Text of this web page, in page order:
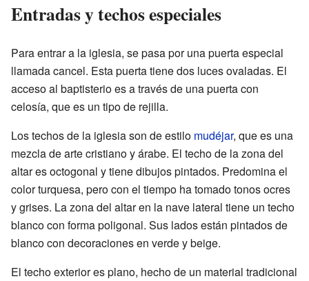
Entradas y techos especiales
Para entrar a la iglesia, se pasa por una puerta especial
llamada cancel. Esta puerta tiene dos luces ovaladas. El
acceso al baptisterio es a través de una puerta con
celosía, que es un tipo de rejilla.
Los techos de la iglesia son de estilo mudéjar, que es una
mezcla de arte cristiano y árabe. El techo de la zona del
altar es octogonal y tiene dibujos pintados. Predomina el
color turquesa, pero con el tiempo ha tomado tonos ocres
y grises. La zona del altar en la nave lateral tiene un techo
blanco con forma poligonal. Sus lados están pintados de
blanco con decoraciones en verde y beige.
El techo exterior es plano, hecho de un material tradicional